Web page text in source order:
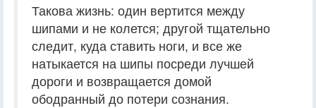
Такова жизнь: один вертится между
шипами и не колется; другой тщательно
следит, куда ставить ноги, и все же
натыкается на шипы посреди лучшей
дороги и возвращается домой
ободранный до потери сознания.